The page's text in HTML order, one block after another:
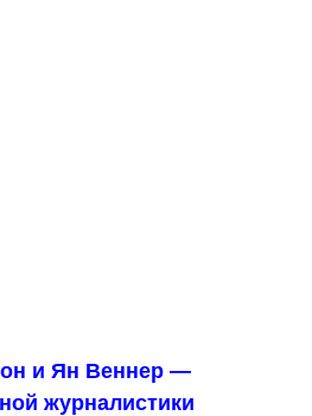
и Ян Веннер —
журналистики